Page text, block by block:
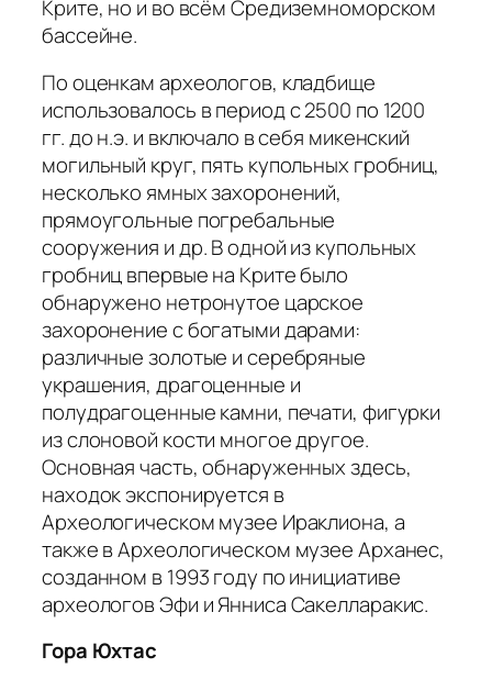
Крите, но и во всём Средиземноморском
бассейне.
По оценкам археологов, кладбище
использовалось в период с 2500 по 1200
гг. до н.э. и включало в себя микенский
могильный круг, пять купольных гробниц,
несколько ямных захоронений,
прямоугольные погребальные
сооружения и др. В одной из купольных
гробниц впервые на Крите было
обнаружено нетронутое царское
захоронение с богатыми дарами:
различные золотые и серебряные
украшения, драгоценные и
полудрагоценные камни, печати, фигурки
из слоновой кости многое другое.
Основная часть, обнаруженных здесь,
находок экспонируется в
Археологическом музее Ираклиона, а
также в Археологическом музее Арханес,
созданном в 1993 году по инициативе
археологов Эфи и Янниса Сакелларакис.
Гора Юхтас